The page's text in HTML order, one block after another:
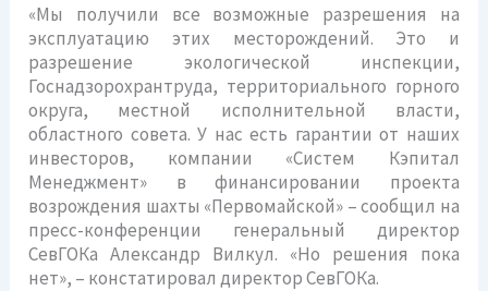
«Мы получили все возможные разрешения на
эксплуатацию этих месторождений. Это и
разрешение экологической инспекции,
Госнадзорохрантруда, территориального горного
округа, местной исполнительной власти,
областного совета. У нас есть гарантии от наших
инвесторов, компании «Систем Кэпитал
Менеджмент» в финансировании проекта
возрождения шахты «Первомайской» – сообщил на
пресс-конференции генеральный директор
СевГОКа Александр Вилкул. «Но решения пока
нет», – констатировал директор СевГОКа.